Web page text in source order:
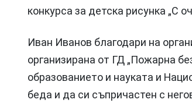
конкурса за детска рисунка „С
Иван Иванов благодари на
организирана от ГД „Пожарна
образованието и науката и
беда и да си съпричастен с